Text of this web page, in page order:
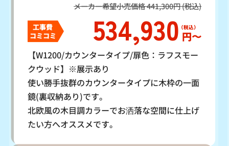
メーカー希望小売価格 441,300円 (税込)
工事費
コミコミ
534,930 円〜
【W1200/カウンタータイプ/扉色：ラフスモー
クウッド】※展示あり
使い勝手抜群のカウンタータイプに木枠の一面
鏡(裏収納あり)です。
北欧風の木目調カラーでお洒落な空間に仕上げ
たい方へオススメです。